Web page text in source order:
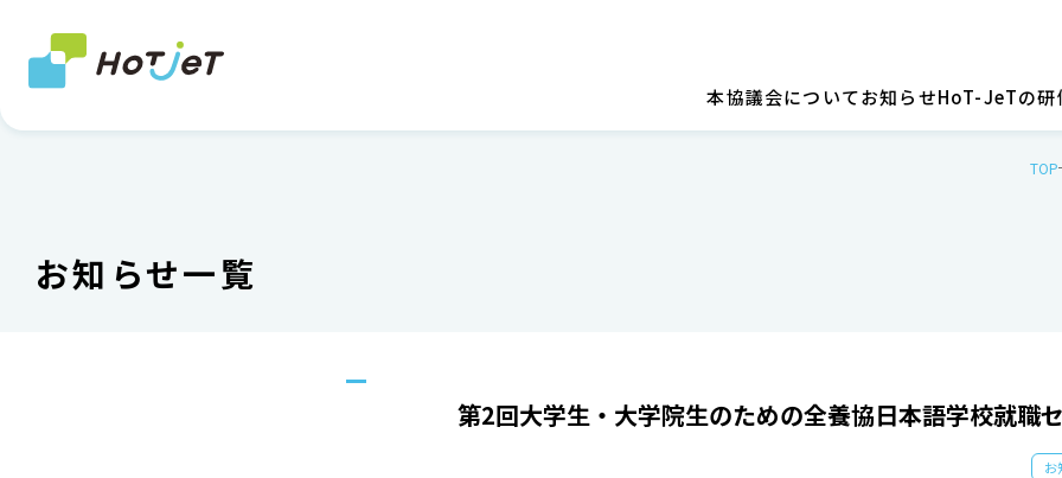
本協議会についてお知らせHoT-JeTの研
お知らせ一覧
TOP
第2回大学生・大学院生のための全養協日本語学校就職
お